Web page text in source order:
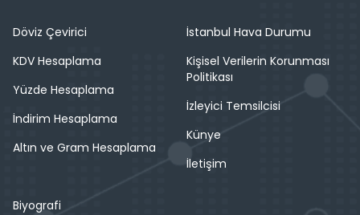
Döviz Çevirici
KDV Hesaplama
Yüzde Hesaplama
İndirim Hesaplama
Altın ve Gram Hesaplama
İstanbul Hava Durumu
Kişisel Verilerin Korunması
Politikası
İzleyici Temsilcisi
Künye
İletişim
Biyografi